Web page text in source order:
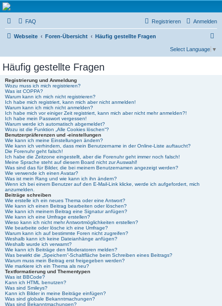
Micro Magic Forum
Deutschland
FAQ Anmelden
Registrieren
Webseite Foren-Übersicht Häufig gestellte Fragen
Select Language ▼
Häufig gestellte Fragen
Registrierung und Anmeldung
Wozu muss ich mich registrieren?
Was ist COPPA?
Warum kann ich mich nicht registrieren?
Ich habe mich registriert, kann mich aber nicht anmelden!
Warum kann ich mich nicht anmelden?
Ich habe mich vor einiger Zeit registriert, kann mich aber nicht mehr anmelden?!
Ich habe mein Passwort vergessen!
Warum werde ich automatisch abgemeldet?
Wozu ist die Funktion „Alle Cookies löschen“?
Benutzerpräferenzen und -einstellungen
Wie kann ich meine Einstellungen ändern?
Wie kann ich verhindern, dass mein Benutzername in der Online-Liste auftaucht?
Die Forenuhr geht falsch!
Ich habe die Zeitzone eingestellt, aber die Forenuhr geht immer noch falsch!
Meine Sprache steht auf diesem Board nicht zur Auswahl!
Was sind das für Bilder, die bei meinem Benutzernamen angezeigt werden?
Wie verwende ich einen Avatar?
Was ist mein Rang und wie kann ich ihn ändern?
Wenn ich bei einem Benutzer auf den E-Mail-Link klicke, werde ich aufgefordert, mich
anzumelden.
Beiträge schreiben
Wie erstelle ich ein neues Thema oder eine Antwort?
Wie kann ich einen Beitrag bearbeiten oder löschen?
Wie kann ich meinem Beitrag eine Signatur anfügen?
Wie kann ich eine Umfrage erstellen?
Wieso kann ich nicht mehr Antwortmöglichkeiten erstellen?
Wie bearbeite oder lösche ich eine Umfrage?
Warum kann ich auf bestimmte Foren nicht zugreifen?
Weshalb kann ich keine Dateianhänge anfügen?
Weshalb wurde ich verwarnt?
Wie kann ich Beiträge den Moderatoren melden?
Was bewirkt die „Speichern“-Schaltfläche beim Schreiben eines Beitrags?
Warum muss mein Beitrag erst freigegeben werden?
Wie markiere ich ein Thema als neu?
Textformatierung und Thementypen
Was ist BBCode?
Kann ich HTML benutzen?
Was sind Smileys?
Kann ich Bilder in meine Beiträge einfügen?
Was sind globale Bekanntmachungen?
Was sind Bekanntmachungen?